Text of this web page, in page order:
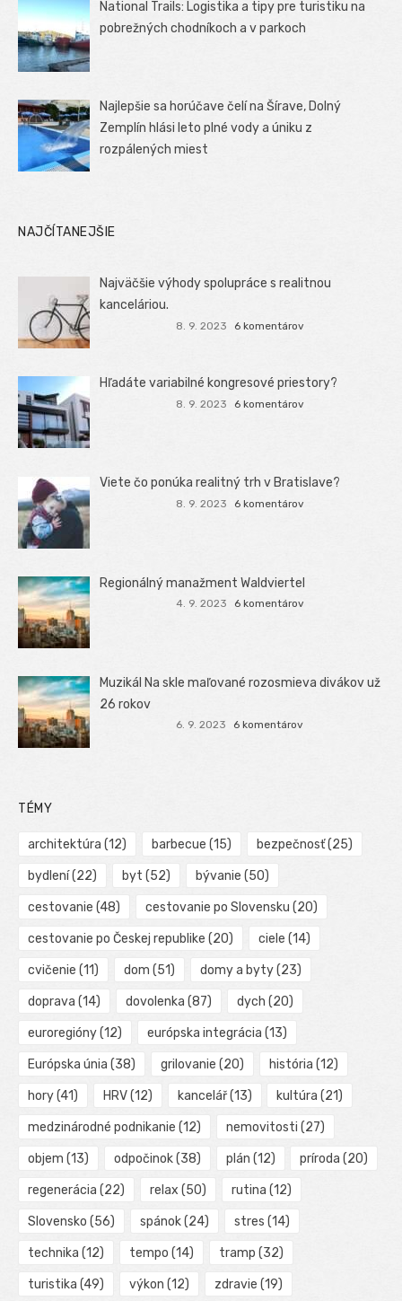
National Trails: Logistika a tipy pre turistiku na
pobrežných chodníkoch a v parkoch
Najlepšie sa horúčave čelí na Šírave, Dolný
Zemplín hlási leto plné vody a úniku z
rozpálených miest
NAJČÍTANEJŠIE
Najväčšie výhody spolupráce s realitnou
kanceláriou.
8. 9. 2023 6 komentárov
Hľadáte variabilné kongresové priestory?
8. 9. 2023 6 komentárov
Viete čo ponúka realitný trh v Bratislave?
8. 9. 2023 6 komentárov
Regionálný manažment Waldviertel
4. 9. 2023 6 komentárov
Muzikál Na skle maľované rozosmieva divákov už
26 rokov
6. 9. 2023 6 komentárov
TÉMY
architektúra (12) barbecue (15) bezpečnosť(25)
bydlení(22) byt (52) bývanie (50)
cestovanie (48) cestovanie po Slovensku (20)
cestovanie po Českej republike (20) ciele (14)
cvičenie (11) dom (51) domy a byty(23)
doprava (14) dovolenka (87) dych (20)
euroregióny(12) európska integrácia (13)
Európska únia (38) grilovanie (20) história (12)
hory(41) HRV(12) kancelář(13) kultúra (21)
medzinárodné podnikanie (12) nemovitosti (27)
objem (13) odpočinok(38) plán (12) príroda (20)
regenerácia (22) relax (50) rutina (12)
Slovensko (56) spánok(24) stres (14)
technika (12) tempo (14) tramp (32)
turistika (49) výkon (12) zdravie (19)